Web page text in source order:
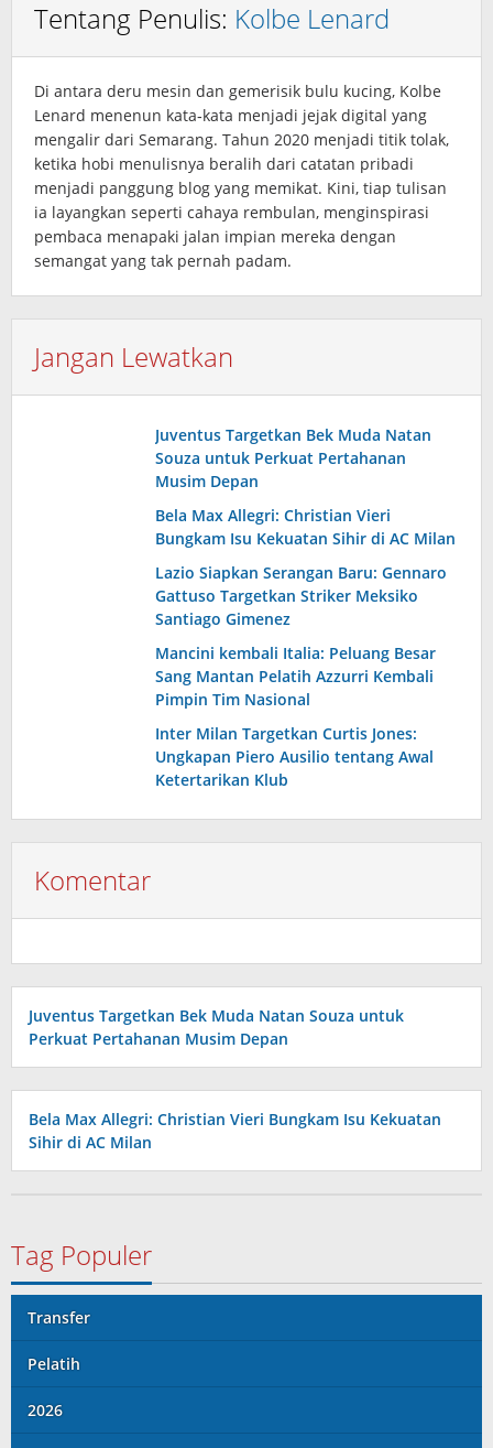
Tentang Penulis: Kolbe Lenard
Di antara deru mesin dan gemerisik bulu kucing, Kolbe
Lenard menenun kata‑kata menjadi jejak digital yang
mengalir dari Semarang. Tahun 2020 menjadi titik tolak,
ketika hobi menulisnya beralih dari catatan pribadi
menjadi panggung blog yang memikat. Kini, tiap tulisan
ia layangkan seperti cahaya rembulan, menginspirasi
pembaca menapaki jalan impian mereka dengan
semangat yang tak pernah padam.
Jangan Lewatkan
Juventus Targetkan Bek Muda Natan
Souza untuk Perkuat Pertahanan
Musim Depan
Bela Max Allegri: Christian Vieri
Bungkam Isu Kekuatan Sihir di AC Milan
Lazio Siapkan Serangan Baru: Gennaro
Gattuso Targetkan Striker Meksiko
Santiago Gimenez
Mancini kembali Italia: Peluang Besar
Sang Mantan Pelatih Azzurri Kembali
Pimpin Tim Nasional
Inter Milan Targetkan Curtis Jones:
Ungkapan Piero Ausilio tentang Awal
Ketertarikan Klub
Komentar
Juventus Targetkan Bek Muda Natan Souza untuk
Perkuat Pertahanan Musim Depan
Bela Max Allegri: Christian Vieri Bungkam Isu Kekuatan
Sihir di AC Milan
Tag Populer
Transfer
Pelatih
2026